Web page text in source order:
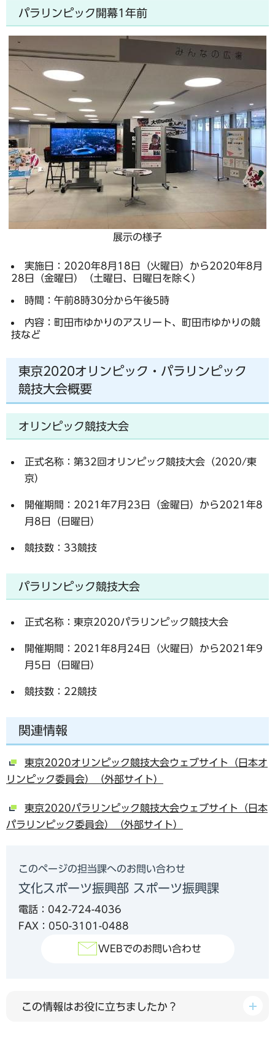
パラリンピック開幕1年前
展示の様子
実施日：2020年8月18日（火曜日）から2020年8月
28日（金曜日）（土曜日、日曜日を除く）
時間：午前8時30分から午後5時
内容：町田市ゆかりのアスリート、町田市ゆかりの競
技など
東京2020オリンピック・パラリンピック
競技大会概要
オリンピック競技大会
正式名称：第32回オリンピック競技大会（2020/東
京）
開催期間：2021年7月23日（金曜日）から2021年8
月8日（日曜日）
競技数：33競技
パラリンピック競技大会
正式名称：東京2020パラリンピック競技大会
開催期間：2021年8月24日（火曜日）から2021年9
月5日（日曜日）
競技数：22競技
関連情報
東京2020オリンピック競技大会ウェブサイト（日本オ
リンピック委員会）（外部サイト）
東京2020パラリンピック競技大会ウェブサイト（日本
パラリンピック委員会）（外部サイト）
このページの担当課へのお問い合わせ
文化スポーツ振興部 スポーツ振興課
電話：042-724-4036
FAX：050-3101-0488
WEBでのお問い合わせ
この情報はお役に立ちましたか？